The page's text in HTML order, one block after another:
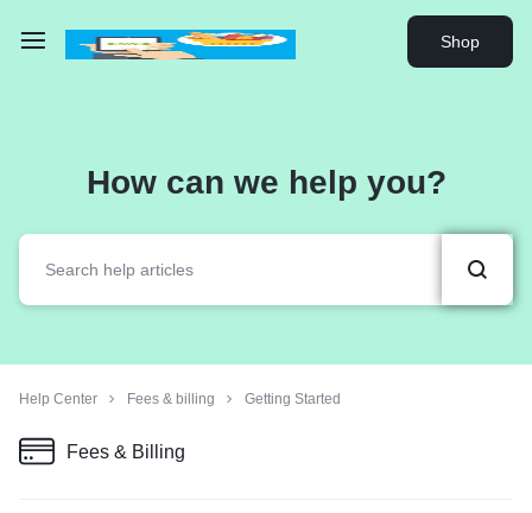
Shop
How can we help you?
Help Center Fees & billing Getting Started
Fees & Billing